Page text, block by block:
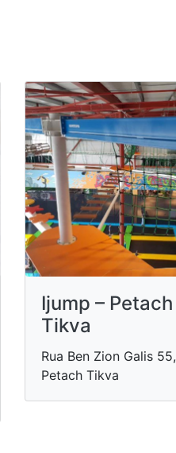
Ijump – Petach
Tikva
Rua Ben Zion Galis 55,
Petach Tikva